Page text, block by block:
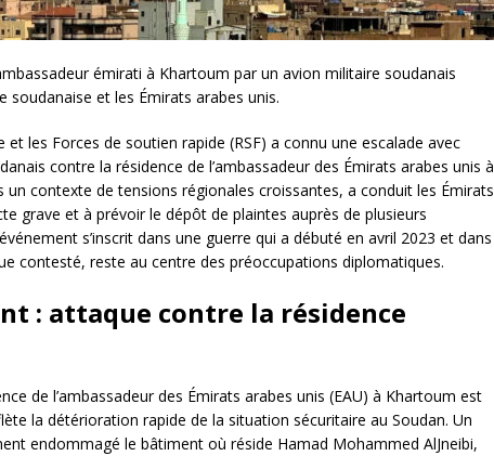
émirati à Khartoum par un avion militaire soudanais
soudanaise et les Émirats arabes unis.
et les Forces de soutien rapide (RSF) a connu une escalade avec
contre la résidence de l’ambassadeur des Émirats arabes unis à
un contexte de tensions régionales croissantes, a conduit les Émirats
grave et à prévoir le dépôt de plaintes auprès de plusieurs
s’inscrit dans une guerre qui a débuté en avril 2023 et dans
contesté, reste au centre des préoccupations diplomatiques.
: attaque contre la résidence
de l’ambassadeur des Émirats arabes unis (EAU) à Khartoum est
la détérioration rapide de la situation sécuritaire au Soudan. Un
endommagé le bâtiment où réside Hamad Mohammed AlJneibi,